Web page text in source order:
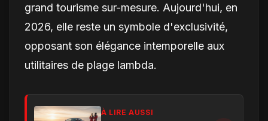
grand tourisme sur-mesure. Aujourd'hui, en
2026, elle reste un symbole d'exclusivité,
opposant son élégance intemporelle aux
utilitaires de plage lambda.
À LIRE AUSSI